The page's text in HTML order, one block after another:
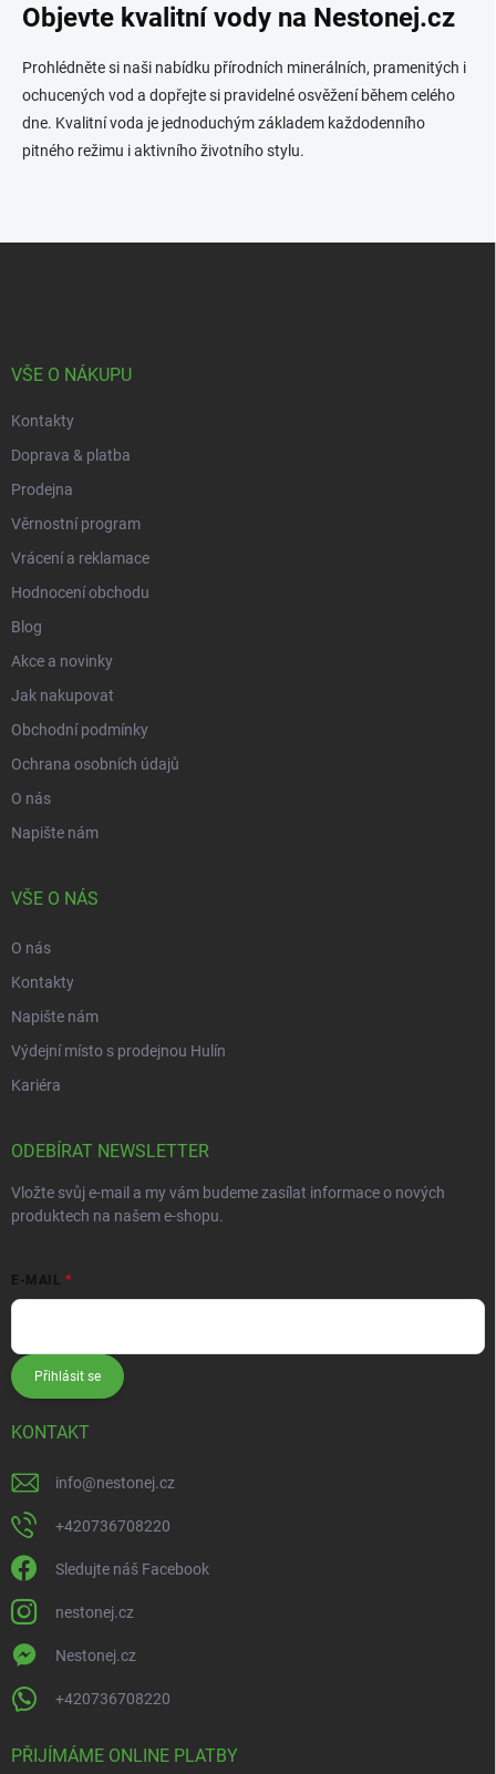
Objevte kvalitní vody na Nestonej.cz
Prohlédněte si naši nabídku přírodních minerálních, pramenitých i
ochucených vod a dopřejte si pravidelné osvěžení během celého
dne. Kvalitní voda je jednoduchým základem každodenního
pitného režimu i aktivního životního stylu.
VŠE O NÁKUPU
Kontakty
Doprava & platba
Prodejna
Věrnostní program
Vrácení a reklamace
Hodnocení obchodu
Blog
Akce a novinky
Jak nakupovat
Obchodní podmínky
Ochrana osobních údajů
O nás
Napište nám
VŠE O NÁS
O nás
Kontakty
Napište nám
Výdejní místo s prodejnou Hulín
Kariéra
ODEBÍRAT NEWSLETTER
Vložte svůj e-mail a my vám budeme zasílat informace o nových
produktech na našem e-shopu.
E-MAIL
Přihlásit se
KONTAKT
info@nestonej.cz
+420736708220
Sledujte náš Facebook
nestonej.cz
Nestonej.cz
+420736708220
PŘIJÍMÁME ONLINE PLATBY